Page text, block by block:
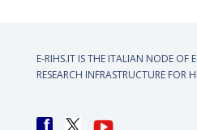
E-RIHS.IT IS THE ITALIAN NODE OF
RESEARCH INFRASTRUCTURE FOR